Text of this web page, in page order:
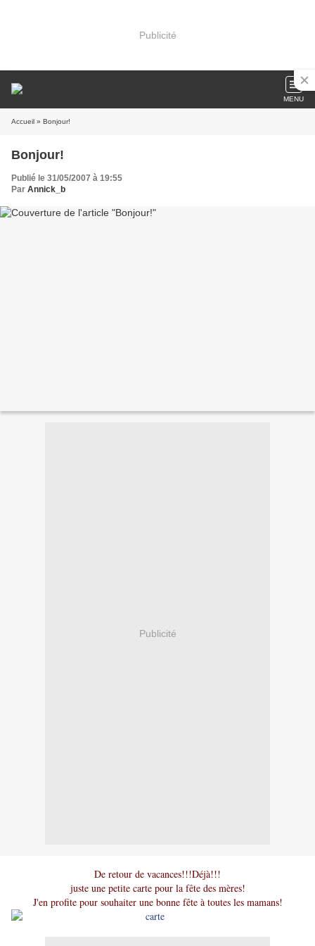
Publicité
MENU
Accueil » Bonjour!
Bonjour!
Publié le 31/05/2007 à 19:55
Par Annick_b
Publicité
De retour de vacances!!!Déjà!!!
juste une petite carte pour la fête des mères!
J'en profite pour souhaiter une bonne fête à toutes les mamans!